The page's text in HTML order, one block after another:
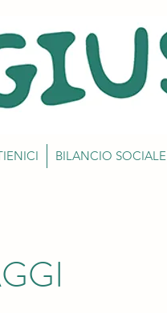
BILANCIO SOCIALE